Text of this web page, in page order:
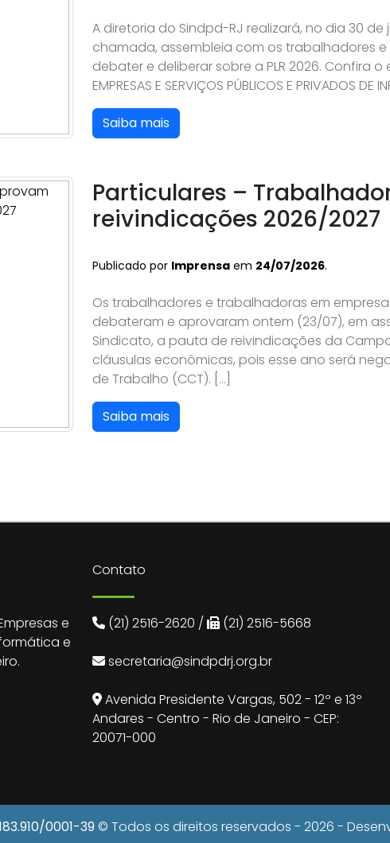
A diretoria do Sindpd-RJ realizará, no dia 30
chamada, assembleia com os trabalhadores
debater e deliberar sobre a PLR 2026. Confira o
EMPRESAS E SERVIÇOS PÚBLICOS E PRIVADOS DE
Saiba mais
Particulares –
reivindicações 2026/2027
Publicado por Imprensa em 24/07/2026.
Os trabalhadores e trabalhadoras em
debateram e aprovaram ontem (23/07), em
Sindicato, a pauta de reivindicações da
cláusulas econômicas, pois esse ano será
de Trabalho (CCT). […]
Saiba mais
e
e
Contato
(21) 2516-2620 / (21) 2516-5668
secretaria@sindpdrj.org.br
Avenida Presidente Vargas, 502 - 12º e 13º
Andares - Centro - Rio de Janeiro - CEP:
20071-000
0001-39 © Todos os direitos reservados - 2026 -